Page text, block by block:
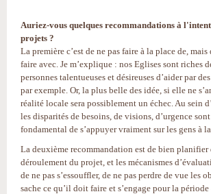
Auriez-vous quelques recommandations à
projets ?
La première c’est de ne pas faire à la place de,
faire avec. Je m’explique : nos Eglises sont riches
personnes talentueuses et désireuses d’aider par
par exemple. Or, la plus belle des idée, si elle ne
réalité locale sera possiblement un échec. Au sein
les disparités de besoins, de visions, d’urgence
fondamental de s’appuyer vraiment sur les gens à
La deuxième recommandation est de bien planifier
déroulement du projet, et les mécanismes
de ne pas s’essouffler, de ne pas perdre de vue les
sache ce qu’il doit faire et s’engage pour la